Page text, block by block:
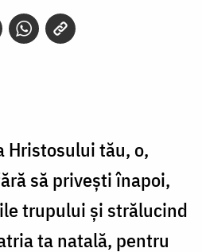
Hristosului tău, o,
să privești înapoi,
trupului și strălucind
ta natală, pentru